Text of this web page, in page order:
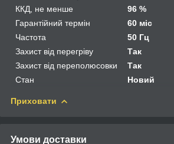
ККД, не менше
96 %
Гарантійний термін
60 міс
Частота
50 Гц
Захист від перегріву
Так
Захист від переполюсовки
Так
Стан
Новий
Приховати
Умови доставки